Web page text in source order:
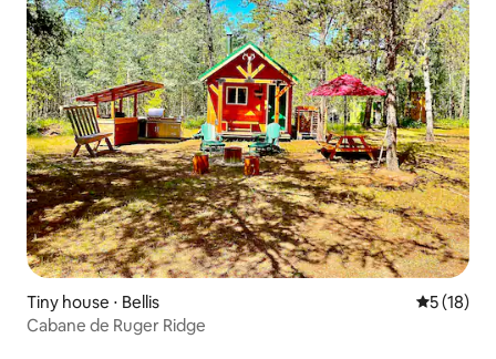
Tiny house ⋅ Bellis
5 (18)
Cabane de Ruger Ridge